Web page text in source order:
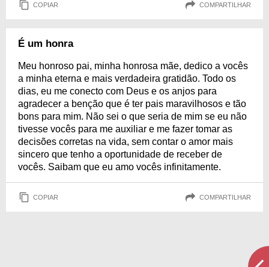
COPIAR COMPARTILHAR
É um honra
Meu honroso pai, minha honrosa mãe, dedico a vocês
a minha eterna e mais verdadeira gratidão. Todo os
dias, eu me conecto com Deus e os anjos para
agradecer a benção que é ter pais maravilhosos e tão
bons para mim. Não sei o que seria de mim se eu não
tivesse vocês para me auxiliar e me fazer tomar as
decisões corretas na vida, sem contar o amor mais
sincero que tenho a oportunidade de receber de
vocês. Saibam que eu amo vocês infinitamente.
COPIAR COMPARTILHAR